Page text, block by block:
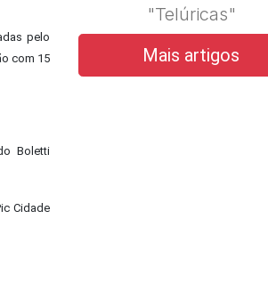
pelo
com 15
Boletti
Cidade
"Telúricas"
Mais artigos